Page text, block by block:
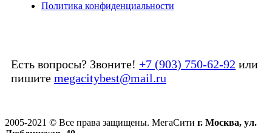
Политика конфиденциальности
Есть вопросы? Звоните! +7 (903) 750-62-92 или
пишите megacitybest@mail.ru
2005-2021 © Все права защищены. МегаСити г. Москва, ул.